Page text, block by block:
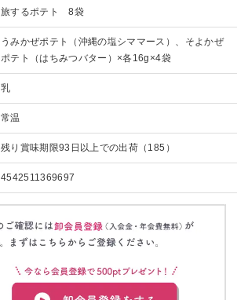
旅するポテト 8袋
うみかぜポテト（沖縄の塩シママース）、そよかぜ
ポテト（はちみつバター）×各16g×4袋
乳
常温
残り賞味期限93日以上での出荷（185）
4542511369697